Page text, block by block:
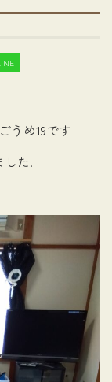
うめ19です
した!